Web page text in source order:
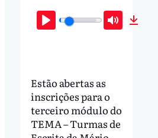
Play Mute
Estão abertas as
inscrições para o
terceiro módulo do
TEMA – Turmas de